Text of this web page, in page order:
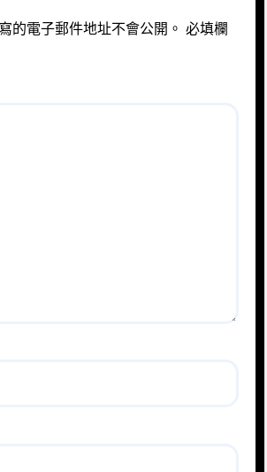
的電子郵件地址不會公開。 必填欄